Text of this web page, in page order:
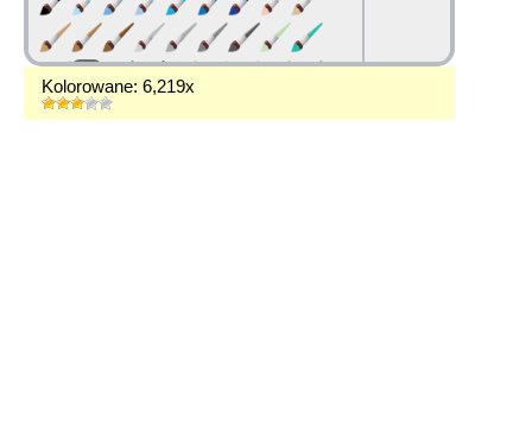
Kolorowane: 6,219x